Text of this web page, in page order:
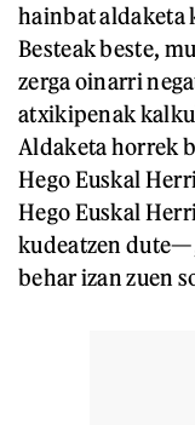
hainbat aldaketa
Besteak beste,
zerga oinarri
atxikipenak
Aldaketa horrek
Hego Euskal
Hego Euskal
kudeatzen
behar izan zuen